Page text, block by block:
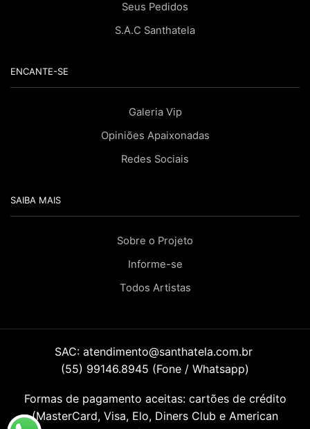
Seus Pedidos
S.A.C Santhatela
ENCANTE-SE
Galeria Vip
Opiniões Apaixonadas
Redes Sociais
SAIBA MAIS
Sobre o Projeto
Informe-se
Todos Artistas
SAC: atendimento@santhatela.com.br
(55) 99146.8945 (Fone / Whatsapp)
Formas de pagamento aceitas: cartões de crédito
(MasterCard, Visa, Elo, Diners Club e American